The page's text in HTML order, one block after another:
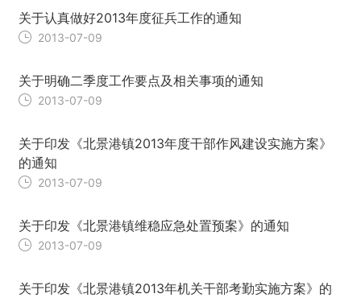
关于认真做好2013年度征兵工作的通知
2013-07-09
关于明确二季度工作要点及相关事项的通知
2013-07-09
关于印发《北景港镇2013年度干部作风建设实施方案》
的通知
2013-07-09
关于印发《北景港镇维稳应急处置预案》的通知
2013-07-09
关于印发《北景港镇2013年机关干部考勤实施方案》的